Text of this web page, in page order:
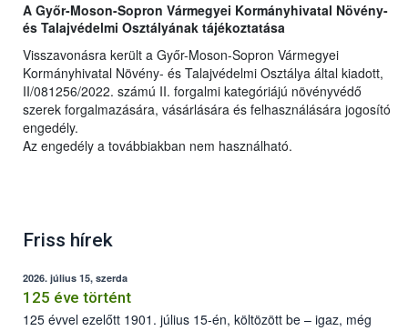
A Győr-Moson-Sopron Vármegyei Kormányhivatal Növény-
és Talajvédelmi Osztályának tájékoztatása
Visszavonásra került a Győr-Moson-Sopron Vármegyei
Kormányhivatal Növény- és Talajvédelmi Osztálya által kiadott,
II/081256/2022. számú II. forgalmi kategóriájú növényvédő
szerek forgalmazására, vásárlására és felhasználására jogosító
engedély.
Az engedély a továbbiakban nem használható.
Friss hírek
2026. július 15, szerda
125 éve történt
125 évvel ezelőtt 1901. július 15-én, költözött be – igaz, még